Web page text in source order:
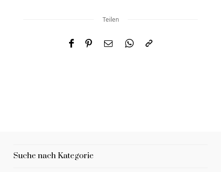
Teilen
Suche nach Kategorie